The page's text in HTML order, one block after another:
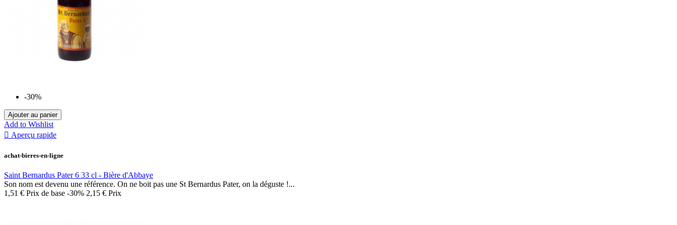
-30%
Ajouter au panier
Add to Wishlist
 Aperçu rapide
achat-bieres-en-ligne
Saint Bernardus Pater 6 33 cl - Bière d'Abbaye
Son nom est devenu une référence. On ne boit pas une St Bernardus Pater, on la déguste !...
1,51 € Prix de base -30% 2,15 € Prix